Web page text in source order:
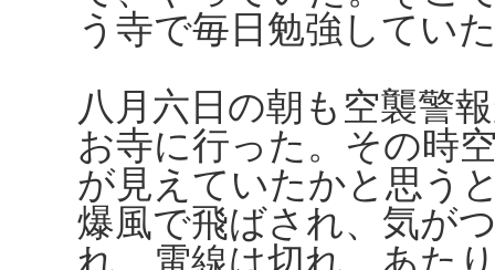
う寺で毎日勉強してい
八月六日の朝も空襲警
お寺に行った。その時
が見えていたかと思う
爆風で飛ばされ、気が
れ、電線は切れ、あた